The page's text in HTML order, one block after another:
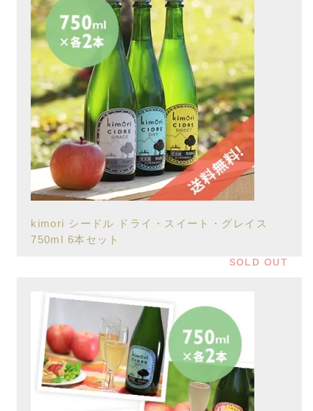
kimori シードル ドライ・スイート・グレイス
750ml 6本セット
SOLD OUT